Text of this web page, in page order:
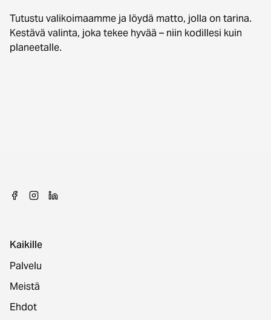
Tutustu valikoimaamme ja löydä matto, jolla on tarina.
Kestävä valinta, joka tekee hyvää – niin kodillesi kuin
planeetalle.
Kaikille
Palvelu
Meistä
Ehdot